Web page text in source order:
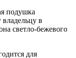
подушка
владельцу в
светло-бежевого
для